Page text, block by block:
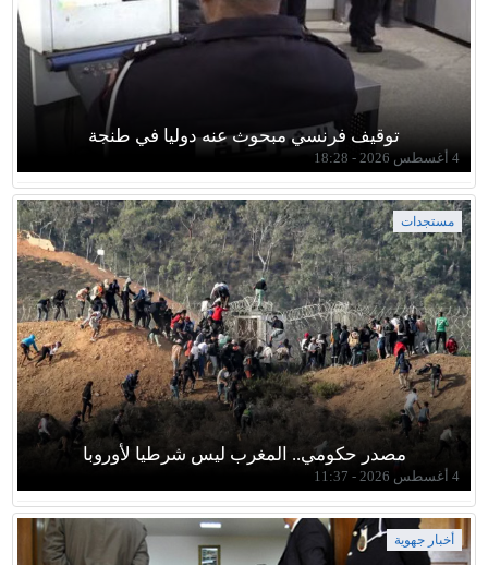
توقيف فرنسي مبحوث عنه دوليا في طنجة
4 أغسطس 2026 - 18:28
مستجدات
مصدر حكومي.. المغرب ليس شرطيا لأوروبا
4 أغسطس 2026 - 11:37
أخبار جهوية